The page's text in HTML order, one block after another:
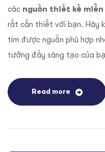
các nguồn thiết kế
rất cần thiết với bạn. Hãy
tìm được nguồn phù hợp
tưởng đầy sáng tạo của
Read more